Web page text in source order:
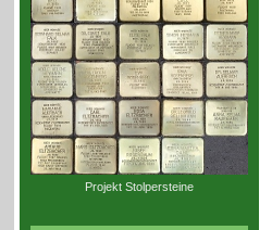
Projekt Stolpersteine